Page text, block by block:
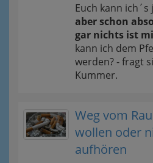
Euch kann ich´s
aber schon
gar nichts ist
kann ich dem
werden? - fragt
Kummer.
Weg vom
wollen oder
aufhören